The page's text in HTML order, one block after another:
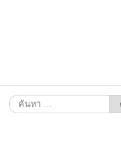
ค้นหา
สำหรับ: